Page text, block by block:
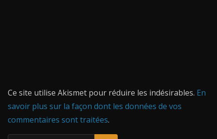
Ce site utilise Akismet pour réduire les indésirables. En
savoir plus sur la façon dont les données de vos
commentaires sont traitées.